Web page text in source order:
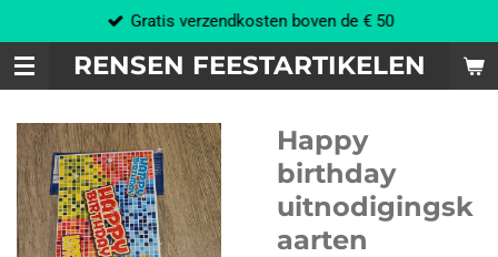
direct
naar
de
hoofdinhoud
RENSEN FEESTARTIKELEN
Gratis verzendkosten boven de € 50
Happy
birthday
uitnodigingsk
aarten